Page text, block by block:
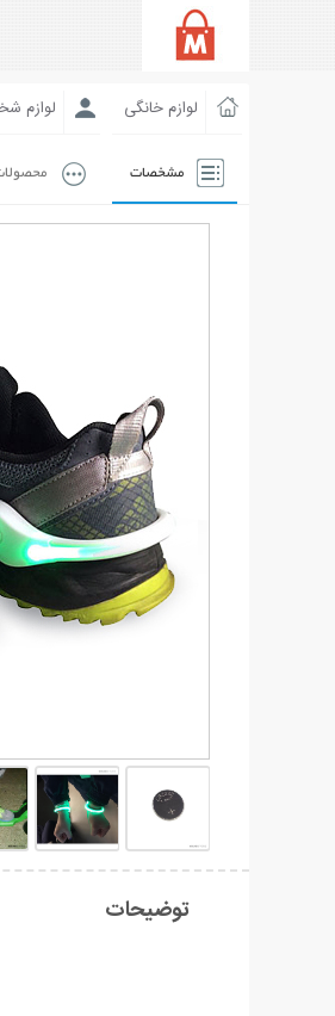
لوازم خانگی لوازم
مشخصات
توضیحات